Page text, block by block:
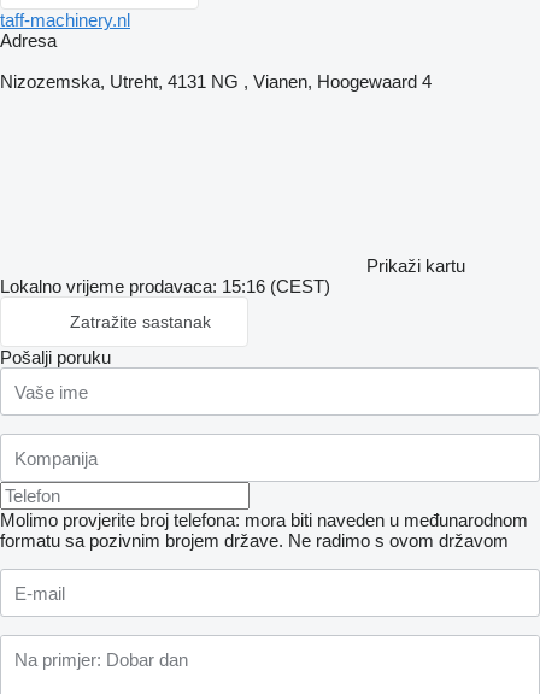
taff-machinery.nl
Adresa
Nizozemska, Utreht, 4131 NG , Vianen, Hoogewaard 4
Prikaži kartu
Lokalno vrijeme prodavaca: 15:16 (CEST)
Zatražite sastanak
Pošalji poruku
Molimo provjerite broj telefona: mora biti naveden u međunarodnom
formatu sa pozivnim brojem države. Ne radimo s ovom državom